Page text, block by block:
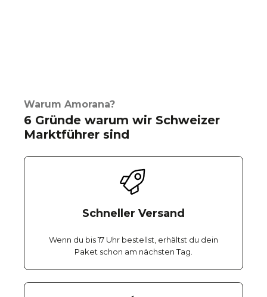
Warum Amorana?
6 Gründe warum wir Schweizer
Marktführer sind
Schneller Versand
Wenn du bis 17 Uhr bestellst, erhältst du dein
Paket schon am nächsten Tag.